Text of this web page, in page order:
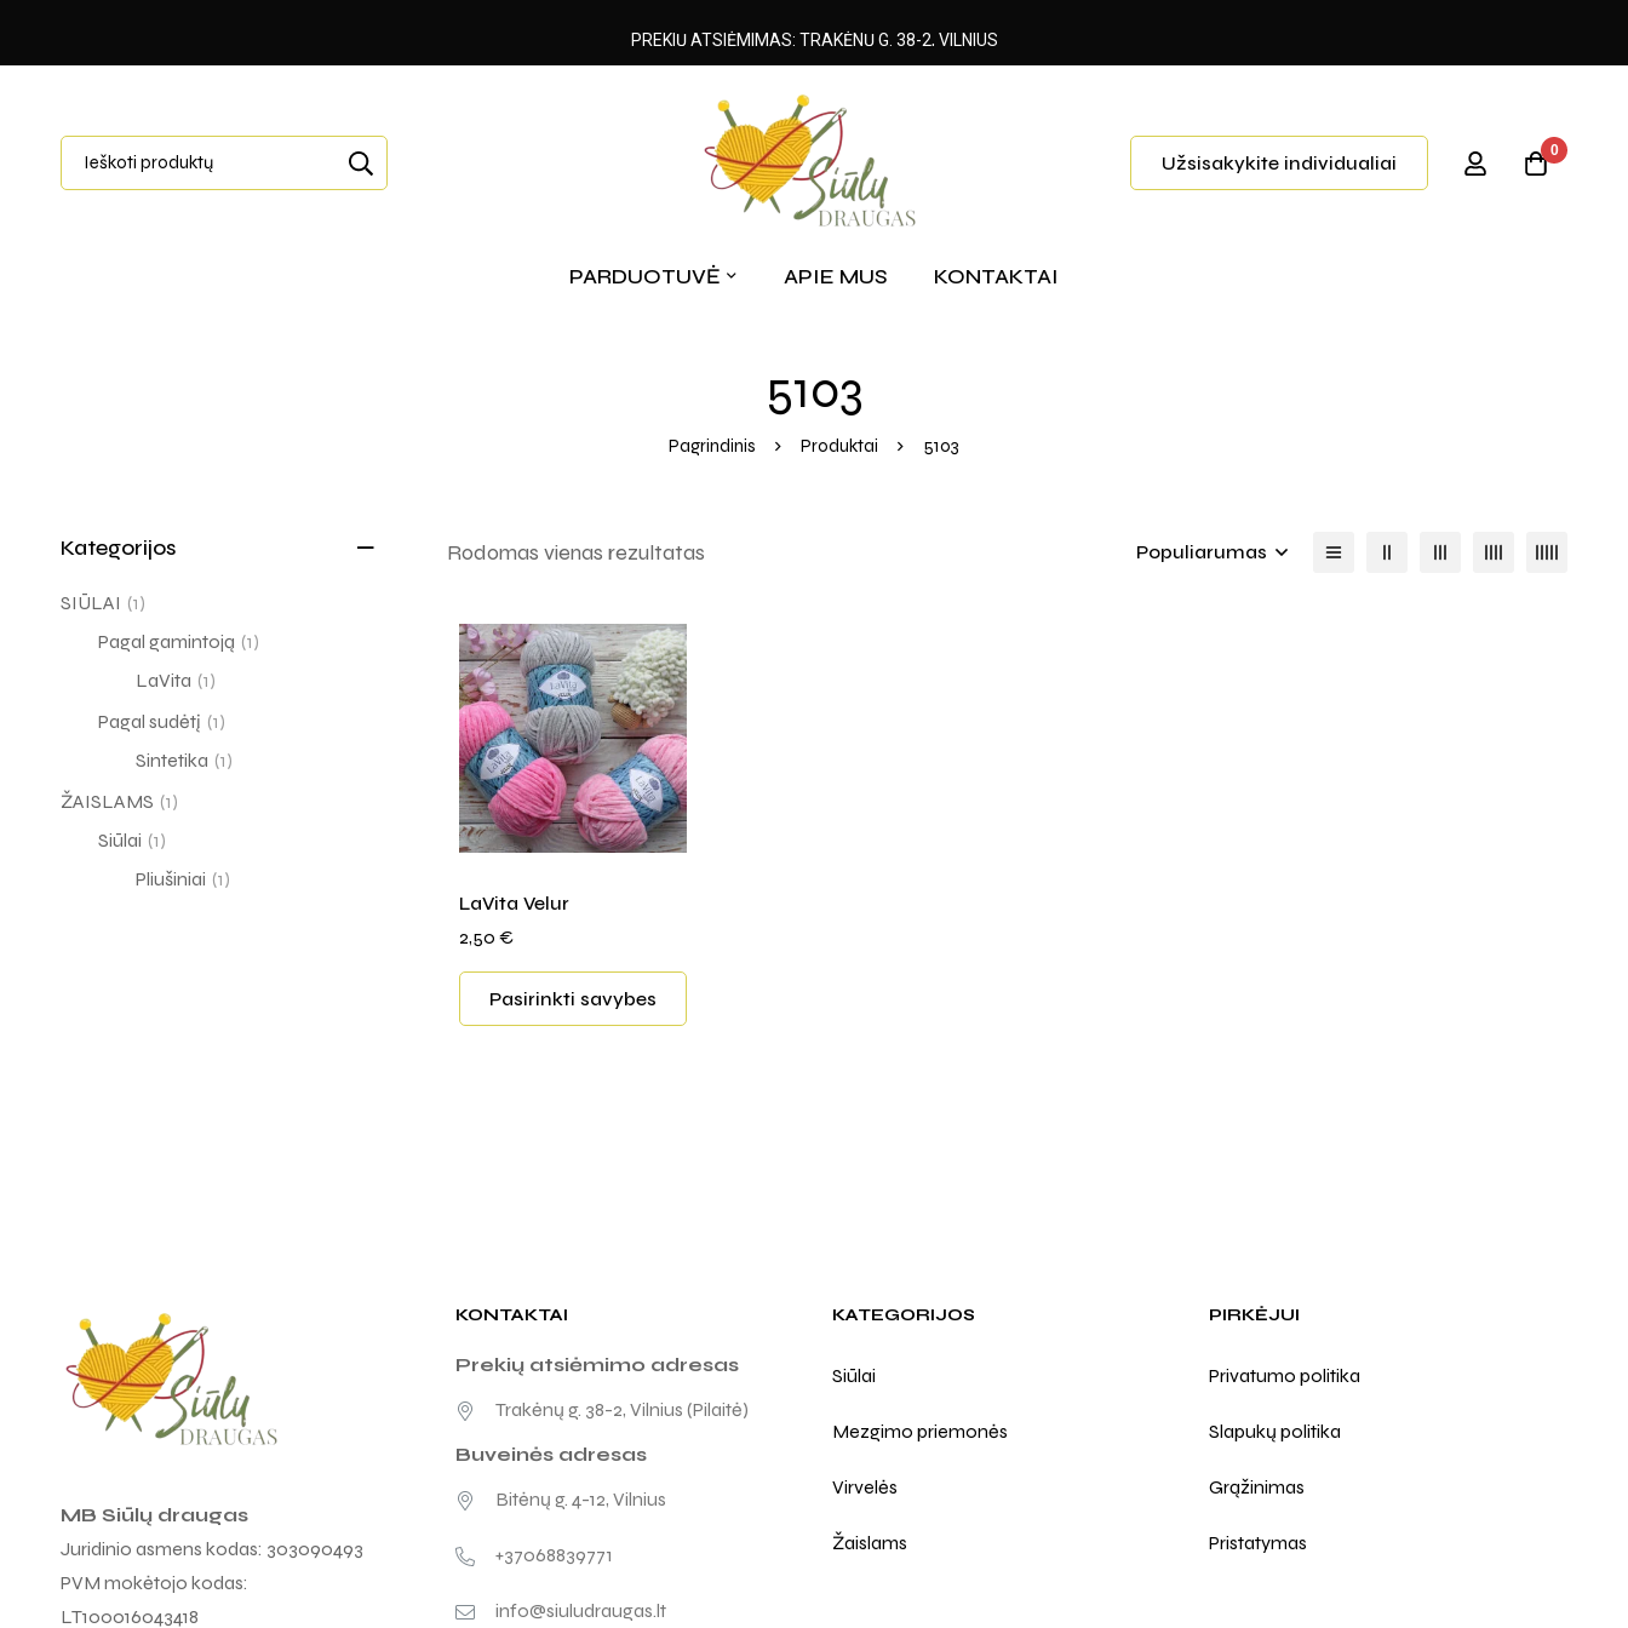
Užsisakykite individualiai
0
PARDUOTUVĖ APIE MUS KONTAKTAI
5103
Pagrindinis Produktai 5103
Kategorijos
SIŪLAI (1)
Pagal gamintoją (1)
LaVita (1)
Pagal sudėtį (1)
Sintetika (1)
ŽAISLAMS (1)
Siūlai (1)
Pliušiniai (1)
Rodomas vienas rezultatas Populiarumas
LaVita Velur
2,50 €
Pasirinkti savybes
MB Siūlų draugas
Juridinio asmens kodas: 303090493
PVM mokėtojo kodas:
LT100016043418
KONTAKTAI
Prekių atsiėmimo adresas
Trakėnų g. 38-2, Vilnius (Pilaitė)
Buveinės adresas
Bitėnų g. 4-12, Vilnius
+37068839771
info@siuludraugas.lt
KATEGORIJOS
Siūlai
Mezgimo priemonės
Virvelės
Žaislams
PIRKĖJUI
Privatumo politika
Slapukų politika
Grąžinimas
Pristatymas
PREKIŲ ATSIĖMIMAS: TRAKĖNŲ G. 38-2, VILNIUS